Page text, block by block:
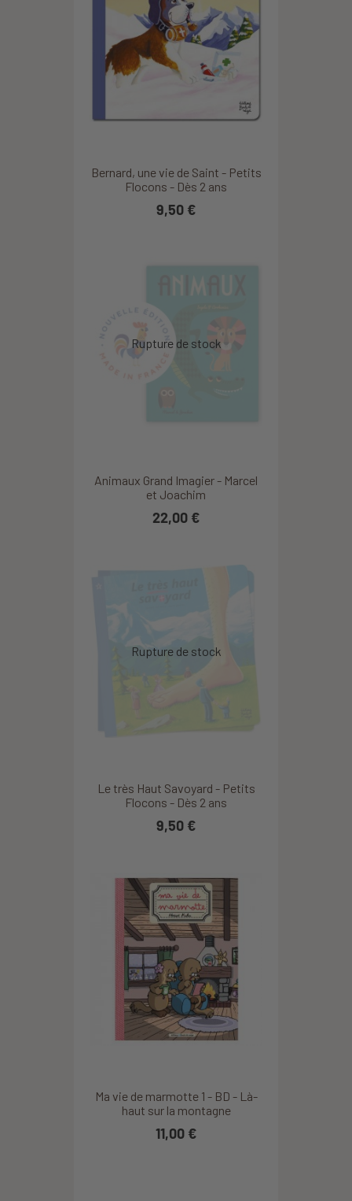
Bernard, une vie de Saint - Petits
Flocons - Dès 2 ans
9,50 €
Animaux Grand Imagier - Marcel
et Joachim
22,00 €
Le très Haut Savoyard - Petits
Flocons - Dès 2 ans
9,50 €
Ma vie de marmotte 1 - BD - Là-
haut sur la montagne
11,00 €